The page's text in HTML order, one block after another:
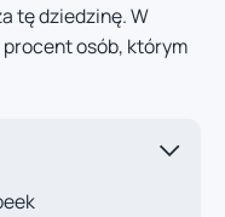
tę dziedzinę. W
procent osób, którym